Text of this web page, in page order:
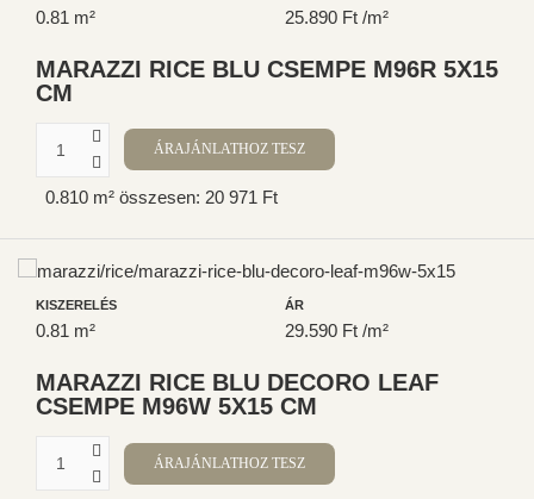
0.81 m² 25.890 Ft /m²
MARAZZI RICE BLU CSEMPE M96R 5X15
CM
0.810 m² összesen: 20 971 Ft
KISZERELÉS
0.81 m²
ÁR
29.590 Ft /m²
MARAZZI RICE BLU DECORO LEAF
CSEMPE M96W 5X15 CM